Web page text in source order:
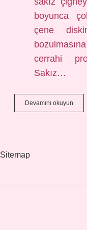
boyunca
çene
cerrahi
Sakız…
Devamını okuyun
Sitemap